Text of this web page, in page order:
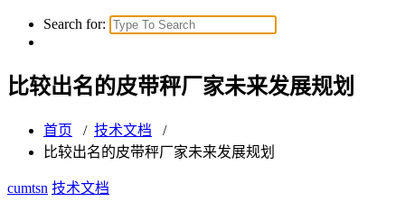
Search for:
比较出名的皮带秤厂家未来发展规划
首页 / 技术文档 /
比较出名的皮带秤厂家未来发展规划
cumtsn 技术文档